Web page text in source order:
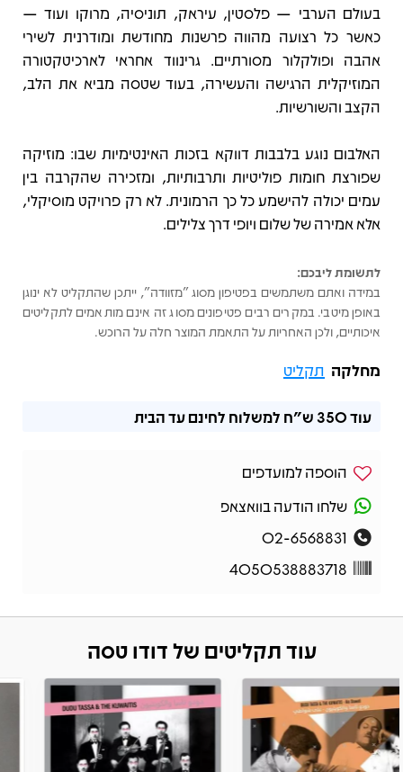
בעולם הערבי — פלסטין, עיראק, תוניסיה, מרוקו ועוד —
כאשר כל רצועה מהווה פרשנות מחודשת ומודרנית לשירי
אהבה ופולקלור מסורתיים. גרינווד אחראי לארכיטקטורה
המוזיקלית הרגישה והעשירה, בעוד שטסה מביא את הלב,
הקצב והשורשיות.
האלבום נוגע בלבבות דווקא בזכות האינטימיות שבו: מוזיקה
שפורצת חומות פוליטיות ותרבותיות, ומזכירה שהקרבה בין
עמים יכולה להישמע כל כך הרמונית. לא רק פרויקט מוסיקלי,
אלא אמירה של שלום ויופי דרך צלילים.
לתשומת ליבכם:
במידה ואתם משתמשים בפטיפון מסוג "מזוודה", ייתכן שהתקליט לא ינוגן
באופן מיטבי. במקרים רבים פטיפונים מסוג זה אינם מותאמים לתקליטים
איכותיים, ולכן האחריות על התאמת המוצר חלה על הרוכש.
מחלקה תקליט
עוד350 ש"ח למשלוח לחינם עד הבית
הוספה למועדפים
שלחו הודעה בוואצאפ
02-6568831
4050538883718
עוד תקליטים של דודו טסה